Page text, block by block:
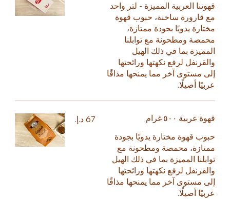
قهوتنا العربية المميزة - لتر واحد
مع قارورة ساخنة، حبوب قهوة
مختارة يدويًا بجودة ممتازة،
محمصة ومطحونة مع توابلنا
المميزة بما في ذلك الهيل
والقرنفل لرفع نكهتها ورائحتها
إلى مستوى آخر مما يمنحها مذاقًا
عربيًا أصيلًا.
قهوة عربية ٥٠٠ غرام
حبوب قهوة مختارة يدويًا بجودة
ممتازة، محمصة ومطحونة مع
توابلنا المميزة بما في ذلك الهيل
والقرنفل لرفع نكهتها ورائحتها
إلى مستوى آخر مما يمنحها مذاقًا
عربيًا أصيلًا.